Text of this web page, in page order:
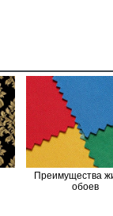
Преимущества
обоев